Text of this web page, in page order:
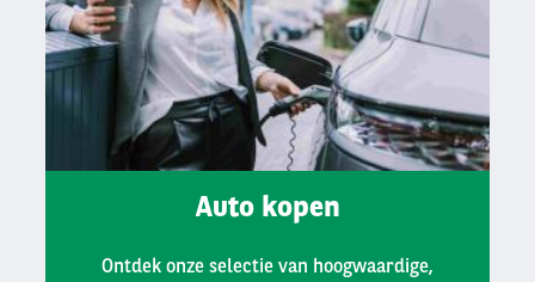
Auto kopen
Ontdek onze selectie van hoogwaardige,